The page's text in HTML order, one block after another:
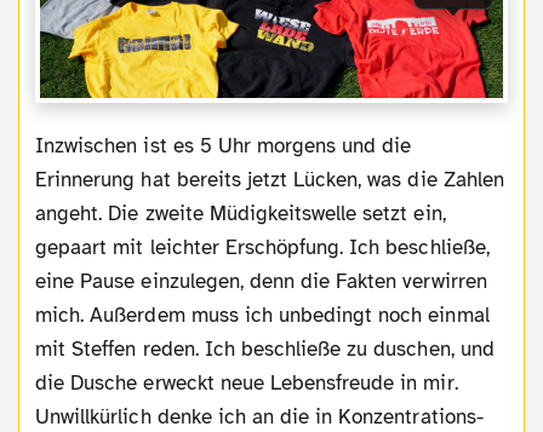
Inzwischen ist es 5 Uhr morgens und die
Erinnerung hat bereits jetzt Lücken, was die Zahlen
angeht. Die zweite Müdigkeitswelle setzt ein,
gepaart mit leichter Erschöpfung. Ich beschließe,
eine Pause einzulegen, denn die Fakten verwirren
mich. Außerdem muss ich unbedingt noch einmal
mit Steffen reden. Ich beschließe zu duschen, und
die Dusche erweckt neue Lebensfreude in mir.
Unwillkürlich denke ich an die in Konzentrations-